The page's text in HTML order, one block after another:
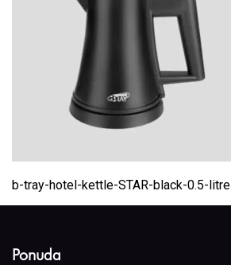
b-tray-hotel-kettle-STAR-black-0.5-litre
Ponuda